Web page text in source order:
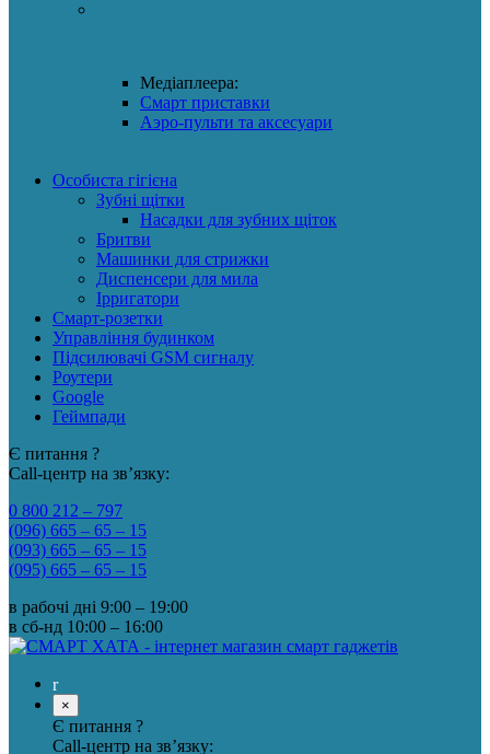
Медіаплеера:
Смарт приставки
Аэро-пульти та аксесуари
Особиста гігієна
Зубні щітки
Насадки для зубних щіток
Бритви
Машинки для стрижки
Диспенсери для мила
Ірригатори
Смарт-розетки
Управління будинком
Підсилювачі GSM сигналу
Роутери
Google
Геймпади
Є питання ?
Call-центр на зв’язку:
0 800 212 – 797
(096) 665 – 65 – 15
(093) 665 – 65 – 15
(095) 665 – 65 – 15
в рабочі дні 9:00 – 19:00
в сб-нд 10:00 – 16:00
×
Є питання ?
Call-центр на зв’язку: